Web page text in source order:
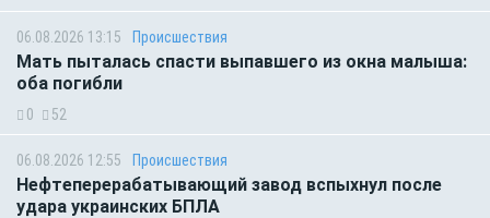
06.08.2026 13:15 Происшествия
Мать пыталась спасти выпавшего из окна малыша:
оба погибли
0 52
06.08.2026 12:55 Происшествия
Нефтеперерабатывающий завод вспыхнул после
удара украинских БПЛА